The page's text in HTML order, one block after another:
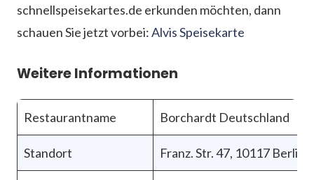
schnellspeisekartes.de erkunden möchten, dann
schauen Sie jetzt vorbei:Alvis Speisekarte
Weitere Informationen
Restaurantname Borchardt Deutschland
Standort Franz. Str. 47, 10117